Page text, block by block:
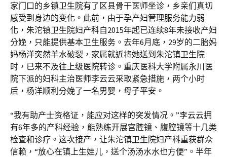
家门口的乡镇卫生院有了区县骨干医师坐诊，乡亲们真切
感受到身边的变化。此前，由于孕产妇管理服务能力弱
化，朱沱镇卫生院妇产科自2015年起已连续8年未接收产妇
分娩，只能提供基本卫生服务。去年6月底，29岁的二胎妈
妈杨洋突然羊水破裂，家属就近将她送到朱沱镇卫生院
时，已来不及往上级医院转诊。重庆医科大学附属永川医
院下派的妇科主治医师李云云采取紧急措施，两个小时
后，杨洋顺利分娩了一名男婴，母子平安。
“我有助产士资格证，能应对这样的突发情况。”李云云拥
有6年多的产科经验，能熟练开展宫腔镜、腹腔镜等十几类
检查和诊疗。这次接产，让朱沱镇卫生院妇产科重获群众
信赖，“放心在镇上生娃儿，送个汤汤水水也方便”。半年